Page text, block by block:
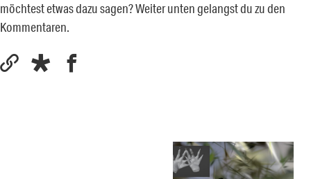
möchtest etwas dazu sagen? Weiter unten gelangst du zu den
Kommentaren.